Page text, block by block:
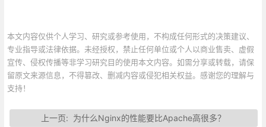
本文内容仅供个人学习、研究或参考使用，不构成任何形式的决策建议、
专业指导或法律依据。未经授权，禁止任何单位或个人以商业售卖、虚假
宣传、侵权传播等非学习研究目的使用本文内容。如需分享或转载，请保
留原文来源信息，不得篡改、删减内容或侵犯相关权益。感谢您的理解与
支持！
上一页: 为什么Nginx的性能要比Apache高很多？